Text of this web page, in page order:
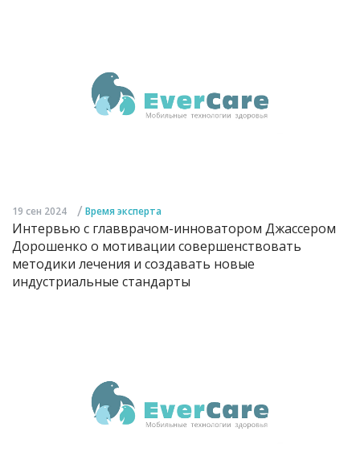
19 сен 2024 / Время эксперта
Интервью с главврачом-инноватором Джассером
Дорошенко о мотивации совершенствовать
методики лечения и создавать новые
индустриальные стандарты